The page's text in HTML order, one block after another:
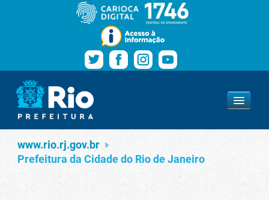
Pular para o conteúdo
Navegação
www.rio.rj.gov.br
Serviços
www.rio.rj.gov.br
Prefeitura da Cidade do Rio de Janeiro